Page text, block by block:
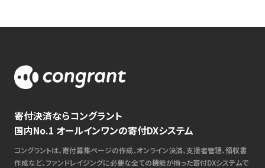
寄付決済ならコングラント
国内No.1 オールインワンの寄付DXシステム
コングラントは、寄付募集ページの作成、オンライン決済、支援者管理、領収書
作成など、ファンドレイジングに必要な全ての機能が揃った寄付DXシステムで